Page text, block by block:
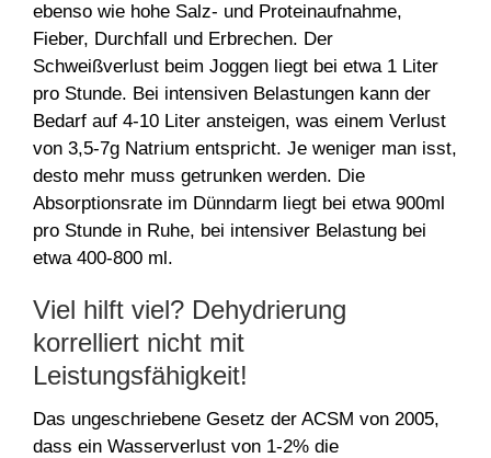
ebenso wie hohe Salz- und Proteinaufnahme,
Fieber, Durchfall und Erbrechen. Der
Schweißverlust beim Joggen liegt bei etwa 1 Liter
pro Stunde. Bei intensiven Belastungen kann der
Bedarf auf 4-10 Liter ansteigen, was einem Verlust
von 3,5-7g Natrium entspricht. Je weniger man isst,
desto mehr muss getrunken werden. Die
Absorptionsrate im Dünndarm liegt bei etwa 900ml
pro Stunde in Ruhe, bei intensiver Belastung bei
etwa 400-800 ml.
Viel hilft viel? Dehydrierung
korrelliert nicht mit
Leistungsfähigkeit!
Das ungeschriebene Gesetz der ACSM von 2005,
dass ein Wasserverlust von 1-2% die